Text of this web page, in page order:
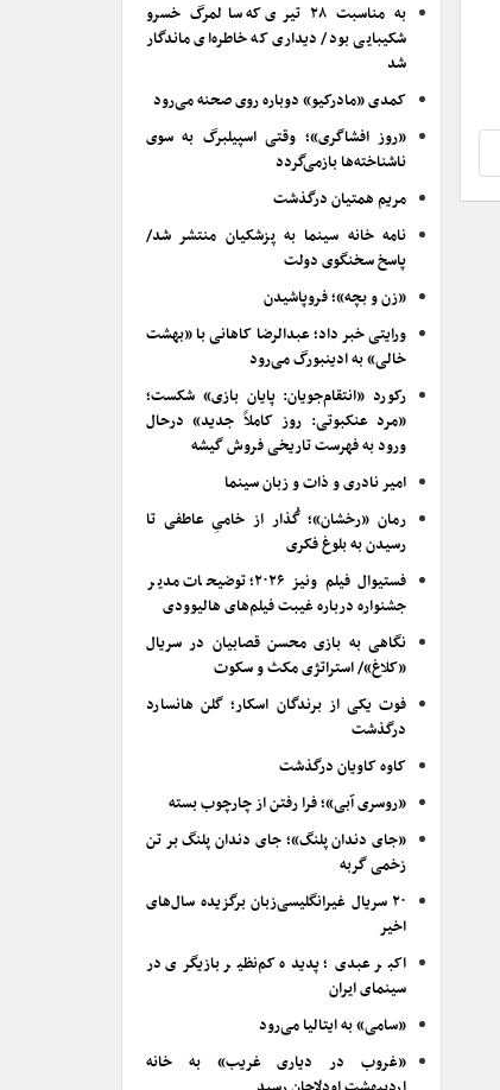
به مناسبت ۲۸ تیری که سالمرگ خسرو
شکیبایی بود/ دیداری که خاطره‌ای ماندگار
شد
کمدی «مادرکیو» دوباره روی صحنه می‌رود
«روز افشاگری»؛ وقتی اسپیلبرگ به سوی
ناشناخته‌ها بازمی‌گردد
مریم همتیان درگذشت
نامه خانه سینما به پزشکیان منتشر شد/
پاسخ سخنگوی دولت
«زن و بچه»؛ فروپاشیدن
ورایتی خبر داد؛ عبدالرضا کاهانی با «بهشت
خالی» به ادینبورگ می‌رود
رکورد «انتقام‌جویان: پایان بازی» شکست؛
«مرد عنکبوتی: روز کاملاً جدید» درحال
ورود به فهرست تاریخی فروش گیشه
امیر نادری و ذات و زبان سینما
رمان «رخشان»؛ گُذار از خامیِ عاطفی تا
رسیدن به بلوغ فکری
فستیوال فیلم ونیز ۲۰۲۶؛ توضیحات مدیر
جشنواره درباره غیبت فیلم‌های هالیوودی
نگاهی به بازی محسن قصابیان در سریال
«کلاغ»/ استراتژی مکث و سکوت
فوت یکی از برندگان اسکار؛ گلن هانسارد
درگذشت
کاوه کاویان درگذشت
«روسری آبی»؛ فرا رفتن از چارچوب بسته
«جای دندان پلنگ»؛ جای دندان پلنگ بر تن
زخمی گربه
۲۰ سریال غیرانگلیسی‌زبان برگزیده سال‌های
اخیر
اکبر عبدی؛ پدیده کم‌نظیر بازیگری در
سینمای ایران
«سامی» به ایتالیا می‌رود
«غروب در دیاری غریب» به خانه